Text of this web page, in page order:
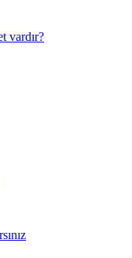
vardır?